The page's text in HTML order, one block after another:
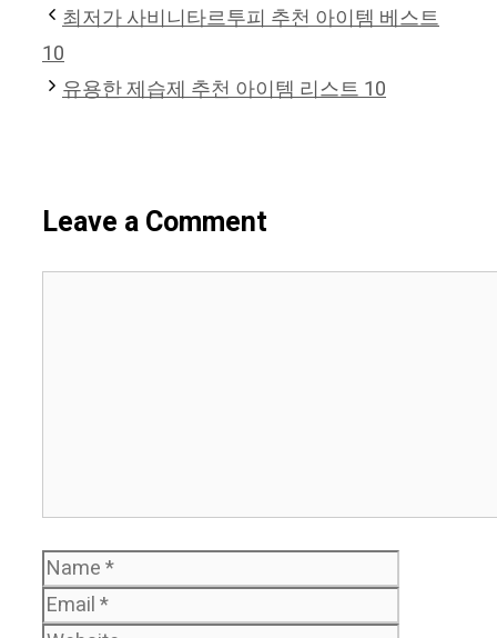
최저가 사비니타르투피 추천 아이템 베스트
10
유용한 제습제 추천 아이템 리스트 10
Leave a Comment
Name